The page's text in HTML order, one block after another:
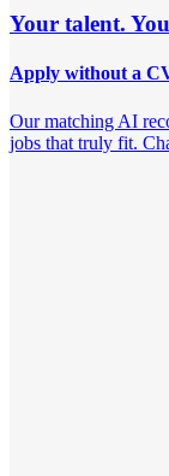
Your talent.
Apply without a
Our matching AI
jobs that truly fit.